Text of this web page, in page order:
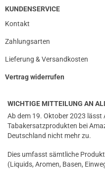
KUNDENSERVICE
Kontakt
Zahlungsarten
Lieferung & Versandkosten
Vertrag widerrufen
WICHTIGE MITTEILUNG AN
Ab dem 19. Oktober 2023 lässt
Tabakersatzprodukten bei
Deutschland nicht mehr zu.
Dies umfasst sämtliche
(Liquids, Aromen, Basen,